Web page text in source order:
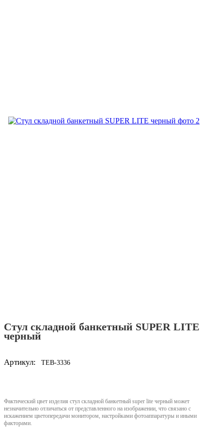
Стул складной банкетный SUPER LITE
черный
Артикул: TEB-3336
Фактический цвет изделия стул складной банкетный super lite черный может
незначительно отличаться от представленного на изображении, что связано с
искажением цветопередачи монитором, настройками фотоаппаратуры и иными
факторами.